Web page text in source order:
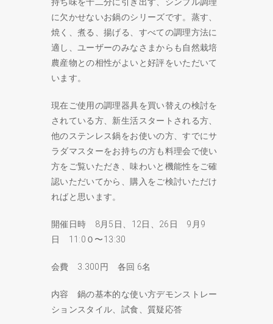
に欠かせないお鍋のシリーズです。蒸す、
焼く、煮る、揚げる、すべての調理方法に
適し、ユーザーのみなさまからも自然栽培
農産物との相性がよいと好評をいただいて
います。
現在ご使用の調理器具を買い替えの検討を
されている方、新生活スタートされる方、
他のステンレス鍋をお使いの方、すでにサ
ラダマスターをお持ちの方も料理会で使い
方をご覧いただき、味わいと機能性をご確
認いただいてから、購入をご検討いただけ
ればと思います。
開催日時 8月5日、12日、26日 9月9
日 11:0０〜13:30
会費 3.300円 各回 6名
内容 鍋の基本的な使い方デモンストレー
ションスタイル、試食、質疑応答